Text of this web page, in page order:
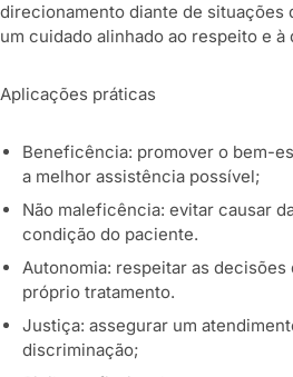
direcionamento diante de situações
um cuidado alinhado ao respeito e
Aplicações práticas
Beneficência: promover o bem-
a melhor assistência possível;
Não maleficência: evitar causar
condição do paciente.
Autonomia: respeitar as
próprio tratamento.
Justiça: assegurar um
discriminação;